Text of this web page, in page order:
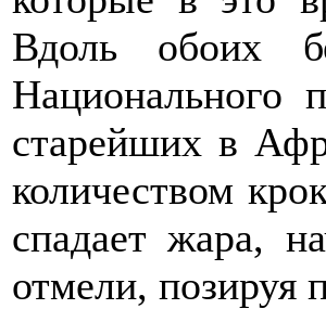
Вдоль обоих
Национального
старейших в
количеством
спадает жара,
отмели, позируя